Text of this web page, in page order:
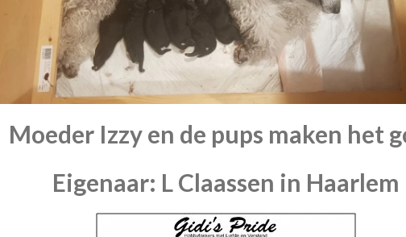
Moeder Izzy en de pups maken het
Eigenaar: L Claassen in Haarlem